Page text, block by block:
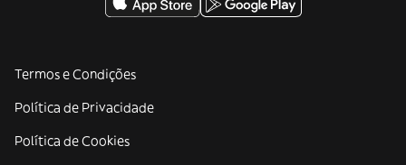
Termos e Condições
Política de Privacidade
Política de Cookies